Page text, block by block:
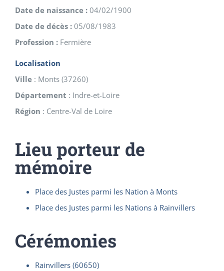
Date de naissance : 04/02/1900
Date de décès : 05/08/1983
Profession : Fermière
Localisation
Ville : Monts (37260)
Département : Indre-et-Loire
Région : Centre-Val de Loire
Lieu porteur de
mémoire
Place des Justes parmi les Nation à Monts
Place des Justes parmi les Nations à Rainvillers
Cérémonies
Rainvillers (60650)